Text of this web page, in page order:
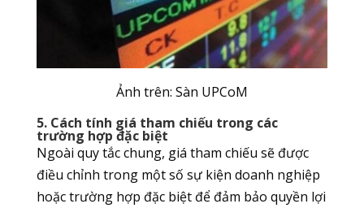
Ảnh trên: Sàn UPCoM
5. Cách tính giá tham chiếu trong các
trường hợp đặc biệt
Ngoài quy tắc chung, giá tham chiếu sẽ được
điều chỉnh trong một số sự kiện doanh nghiệp
hoặc trường hợp đặc biệt để đảm bảo quyền lợi